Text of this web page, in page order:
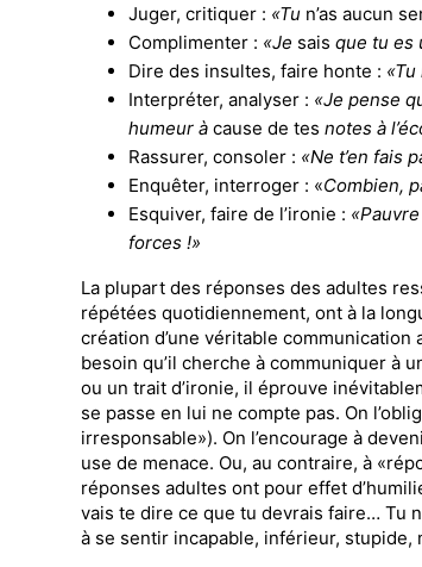
Juger, critiquer : «Tu n’as aucun
Complimenter : «Je sais que tu es
Dire des insultes, faire honte : «Tu
Interpréter, analyser : «Je pense
humeur à cause de tes notes à
Rassurer, consoler : «Ne t’en fais
Enquêter, interroger : «Combien,
Esquiver, faire de l’ironie : «Pauvre
forces !»
La plupart des répon­ses des adultes
répétées quotidiennement, ont à la
création d’une véritable
besoin qu’il cherche à communiquer à
ou un trait d’ironie, il éprouve
se passe en lui ne compte pas. On
irresponsable»). On l’encourage à
use de menace. Ou, au contraire, à
réponses adultes ont pour effet
vais te dire ce que tu devrais faire… Tu
à se sentir incapable, inférieur, stupide,